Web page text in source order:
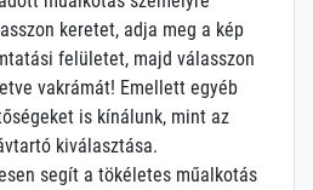
keretet, adja meg a kép
felületet, majd válasszon
vakrámát! Emellett egyéb
is kínálunk, mint az
kiválasztása.
segít a tökéletes műalkotás